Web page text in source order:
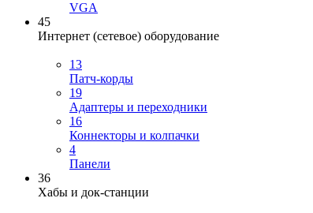
VGA
45
Интернет (сетевое) оборудование
13
Патч-корды
19
Адаптеры и переходники
16
Коннекторы и колпачки
4
Панели
36
Хабы и док-станции